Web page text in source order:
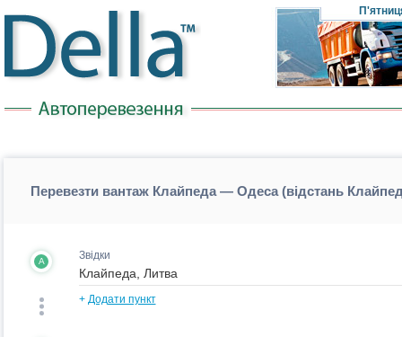
Перевезти вантаж Клайпеда — Одеса (відстань
A Звідки
+ Додати пункт